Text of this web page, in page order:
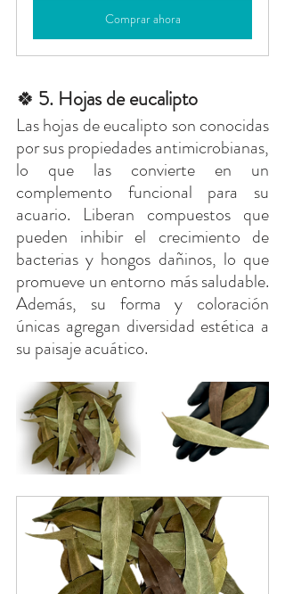
Comprar ahora
🍀 5. Hojas de eucalipto
Las hojas de eucalipto son conocidas
por sus propiedades antimicrobianas,
lo que las convierte en un
complemento funcional para su
acuario. Liberan compuestos que
pueden inhibir el crecimiento de
bacterias y hongos dañinos, lo que
promueve un entorno más saludable.
Además, su forma y coloración
únicas agregan diversidad estética a
su paisaje acuático.